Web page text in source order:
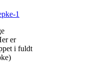
er
i fuldt